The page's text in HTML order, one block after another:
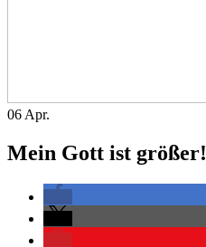
06 Apr.
Mein Gott ist größer!